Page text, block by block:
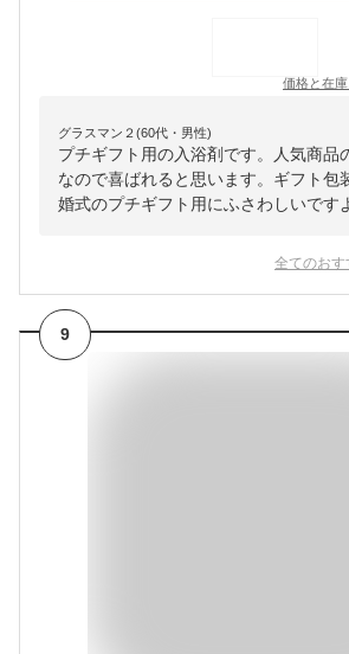
価格と在庫
グラスマン２(60代・男性)
プチギフト用の入浴剤です。人気商品
なので喜ばれると思います。ギフト包
婚式のプチギフト用にふさわしいです
全てのおす
9